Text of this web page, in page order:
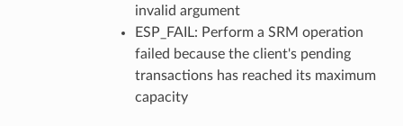
invalid argument
ESP_FAIL: Perform a SRM operation
failed because the client's pending
transactions has reached its maximum
capacity